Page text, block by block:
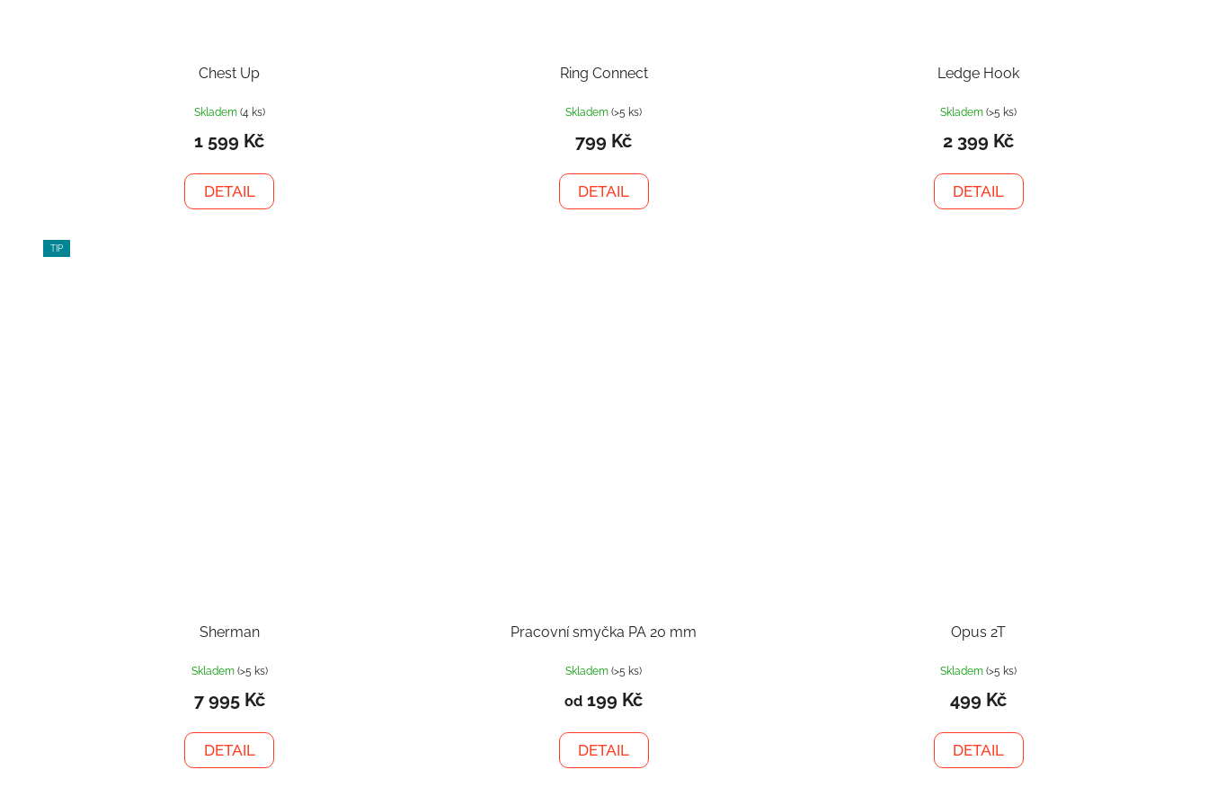
Chest Up
Skladem (4 ks)
1 599 Kč
DETAIL
Ring Connect
Skladem(>5 ks)
799 Kč
DETAIL
Ledge Hook
Skladem(>5 ks)
2 399 Kč
DETAIL
TIP
Sherman
Skladem (>5 ks)
7 995 Kč
DETAIL
Pracovní smyčka PA 20 mm
Skladem(>5 ks)
od 199 Kč
DETAIL
Opus 2T
Skladem(>5 ks)
499 Kč
DETAIL